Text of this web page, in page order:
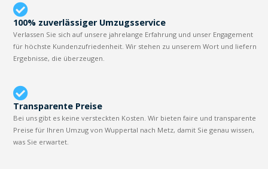
100% zuverlässiger Umzugsservice
Verlassen Sie sich auf unsere jahrelange Erfahrung und unser Engagement
für höchste Kundenzufriedenheit. Wir stehen zu unserem Wort und liefern
Ergebnisse, die überzeugen.
Transparente Preise
Bei uns gibt es keine versteckten Kosten. Wir bieten faire und transparente
Preise für Ihren Umzug von Wuppertal nach Metz, damit Sie genau wissen,
was Sie erwartet.